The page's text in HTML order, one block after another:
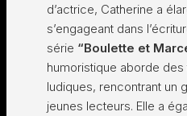
d’actrice, Catherine a
s’engageant dans
série “Boulette et
humoristique aborde
ludiques, rencontrant un
jeunes lecteurs. Elle a